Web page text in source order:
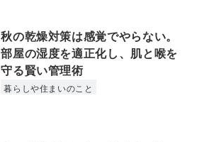
秋の乾燥対策は感覚でやらない。
部屋の湿度を適正化し、肌と喉を
守る賢い管理術
暮らしや住まいのこと